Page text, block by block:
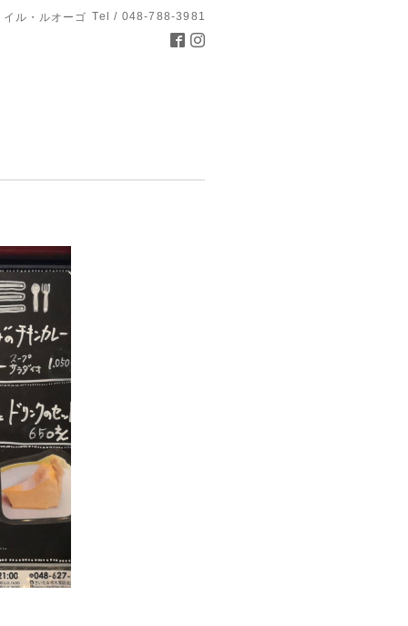
ル・ルオーゴ Tel / 048-788-3981